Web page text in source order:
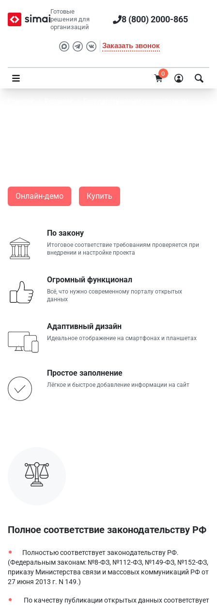
Готовые
решения для
организаций
8 (800) 2000-865
Заказать звонок
0
Онлайн-демо Купить
По закону
Итоговое соответствие требованиям проверяется при
внедрении и настройке проекта
Огромный функционал
Всё, что нужно современному порталу открытых
данных
Адаптивный дизайн
Идеальное отображение на смартфонах и планшетах
Простое заполнение
Лёгкое и быстрое добавление информации на сайт
Полное соответствие законодательству РФ
Полностью соответствует законодательству РФ.
(Федеральным законам: №8-ФЗ, №112-ФЗ, №149-ФЗ, №152-ФЗ,
приказу Министерства связи и массовых коммуникаций РФ от
27 июня 2013 г. N 149.)
По качеству публикации открытых данных соответствует